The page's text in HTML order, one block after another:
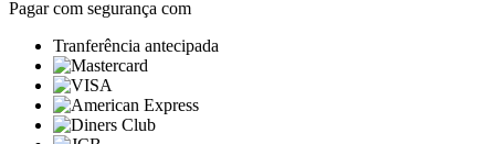
Pagar com segurança com
Tranferência antecipada